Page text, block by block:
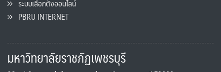
ระบบเลือกตั้งออนไลน์
PBRU INTERNET
มหาวิทยาลัยราชภัฏเพชรบุรี